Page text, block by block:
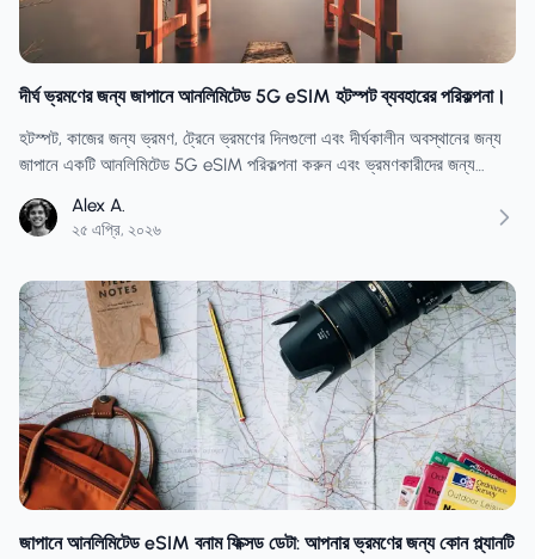
দীর্ঘ ভ্রমণের জন্য জাপানে আনলিমিটেড 5G eSIM হটস্পট ব্যবহারের পরিকল্পনা।
হটস্পট, কাজের জন্য ভ্রমণ, ট্রেনে ভ্রমণের দিনগুলো এবং দীর্ঘকালীন অবস্থানের জন্য
জাপানে একটি আনলিমিটেড 5G eSIM পরিকল্পনা করুন এবং ভ্রমণকারীদের জন্য
Alex A.
২৫ এপ্রি, ২০২৬
জাপানে আনলিমিটেড eSIM বনাম ফিক্সড ডেটা: আপনার ভ্রমণের জন্য কোন প্ল্যানটি